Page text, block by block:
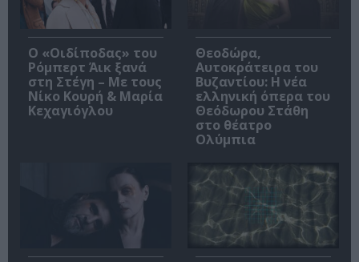
O «Οιδίποδας» του
Ρόμπερτ Άικ ξανά
στη Στέγη – Με τους
Νίκο Κουρή & Μαρία
Κεχαγιόγλου
Θεοδώρα,
Αυτοκράτειρα του
Βυζαντίου: Η νέα
ελληνική όπερα του
Θεόδωρου Στάθη
στο θέατρο
Ολύμπια